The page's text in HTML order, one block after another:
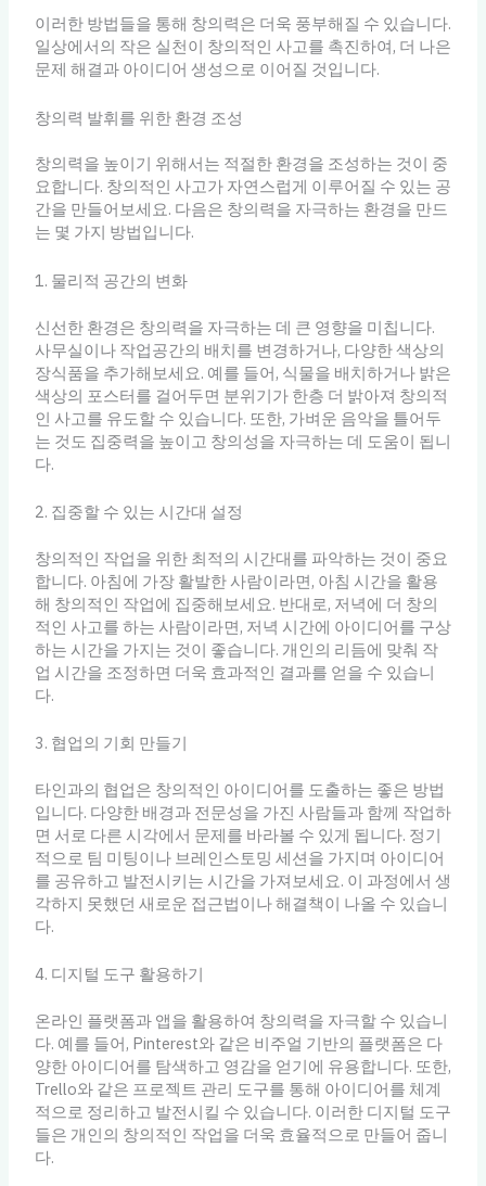
이러한 방법들을 통해 창의력은 더욱 풍부해질 수 있습니다.
일상에서의 작은 실천이 창의적인 사고를 촉진하여, 더 나은
문제 해결과 아이디어 생성으로 이어질 것입니다.
창의력 발휘를 위한 환경 조성
창의력을 높이기 위해서는 적절한 환경을 조성하는 것이 중
요합니다. 창의적인 사고가 자연스럽게 이루어질 수 있는 공
간을 만들어보세요. 다음은 창의력을 자극하는 환경을 만드
는 몇 가지 방법입니다.
1. 물리적 공간의 변화
신선한 환경은 창의력을 자극하는 데 큰 영향을 미칩니다.
사무실이나 작업공간의 배치를 변경하거나, 다양한 색상의
장식품을 추가해보세요. 예를 들어, 식물을 배치하거나 밝은
색상의 포스터를 걸어두면 분위기가 한층 더 밝아져 창의적
인 사고를 유도할 수 있습니다. 또한, 가벼운 음악을 틀어두
는 것도 집중력을 높이고 창의성을 자극하는 데 도움이 됩니
다.
2. 집중할 수 있는 시간대 설정
창의적인 작업을 위한 최적의 시간대를 파악하는 것이 중요
합니다. 아침에 가장 활발한 사람이라면, 아침 시간을 활용
해 창의적인 작업에 집중해보세요. 반대로, 저녁에 더 창의
적인 사고를 하는 사람이라면, 저녁 시간에 아이디어를 구상
하는 시간을 가지는 것이 좋습니다. 개인의 리듬에 맞춰 작
업 시간을 조정하면 더욱 효과적인 결과를 얻을 수 있습니
다.
3. 협업의 기회 만들기
타인과의 협업은 창의적인 아이디어를 도출하는 좋은 방법
입니다. 다양한 배경과 전문성을 가진 사람들과 함께 작업하
면 서로 다른 시각에서 문제를 바라볼 수 있게 됩니다. 정기
적으로 팀 미팅이나 브레인스토밍 세션을 가지며 아이디어
를 공유하고 발전시키는 시간을 가져보세요. 이 과정에서 생
각하지 못했던 새로운 접근법이나 해결책이 나올 수 있습니
다.
4. 디지털 도구 활용하기
온라인 플랫폼과 앱을 활용하여 창의력을 자극할 수 있습니
다. 예를 들어, Pinterest와 같은 비주얼 기반의 플랫폼은 다
양한 아이디어를 탐색하고 영감을 얻기에 유용합니다. 또한,
Trello와 같은 프로젝트 관리 도구를 통해 아이디어를 체계
적으로 정리하고 발전시킬 수 있습니다. 이러한 디지털 도구
들은 개인의 창의적인 작업을 더욱 효율적으로 만들어 줍니
다.